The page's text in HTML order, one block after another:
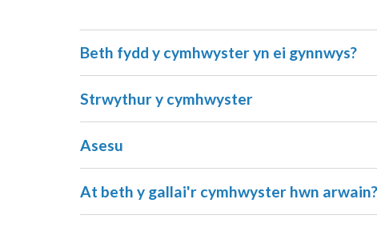
Beth fydd y cymhwyster yn ei gynnwys?
Strwythur y cymhwyster
Asesu
At beth y gallai'r cymhwyster hwn arwain?